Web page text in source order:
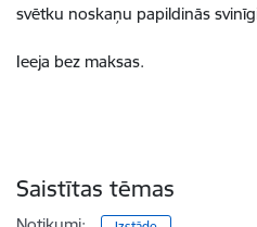
svētku noskaņu papildinās
Ieeja bez maksas.
Saistītas tēmas